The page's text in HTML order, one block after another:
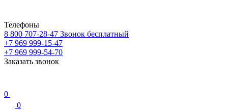
Телефоны
8 800 707-28-47 Звонок бесплатный
+7 969 999-15-47
+7 969 999-54-70
Заказать звонок
0
0